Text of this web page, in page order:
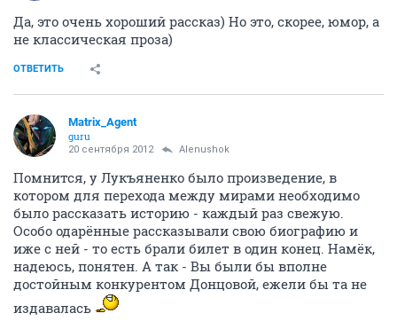
Да, это очень хороший рассказ) Но это, скорее, юмор, а
не классическая проза)
ОТВЕТИТЬ
Matrix_Agent
guru
20 сентября 2012 Alenushok
Помнится, у Лукъяненко было произведение, в
котором для перехода между мирами необходимо
было рассказать историю - каждый раз свежую.
Особо одарённые рассказывали свою биографию и
иже с ней - то есть брали билет в один конец. Намёк,
надеюсь, понятен. А так - Вы были бы вполне
достойным конкурентом Донцовой, ежели бы та не
издавалась